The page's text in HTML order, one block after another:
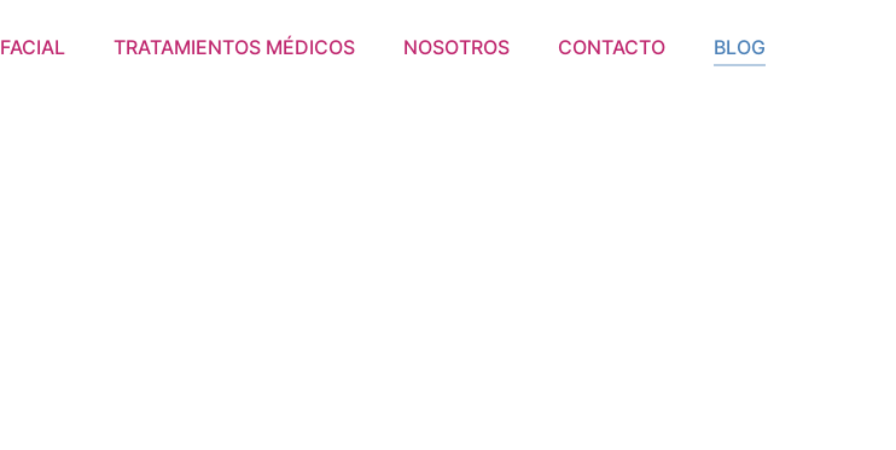
FACIAL TRATAMIENTOS MÉDICOS NOSOTROS CONTACTO BLOG